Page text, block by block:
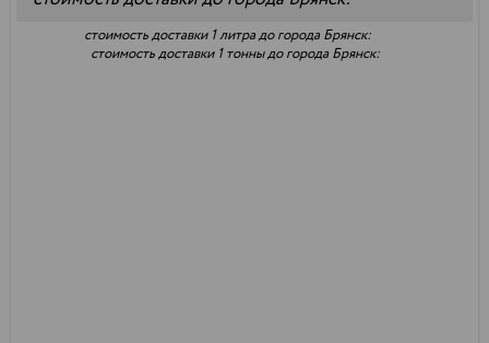
стоимость доставки 1 литра до города Брянск:
стоимость доставки 1 тонны до города Брянск: